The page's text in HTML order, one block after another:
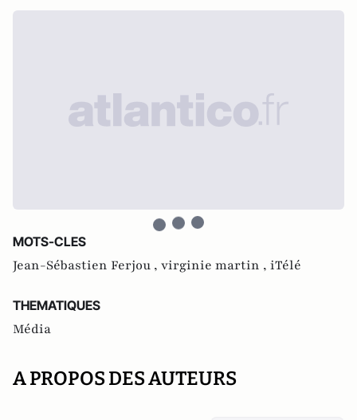
MOTS-CLES
Jean-Sébastien Ferjou , virginie martin , iTélé
THEMATIQUES
Média
A PROPOS DES AUTEURS